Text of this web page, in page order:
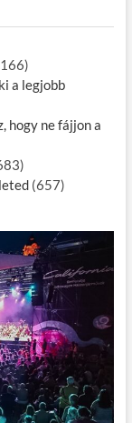
a legjobb
hogy ne fájjon a
(657)